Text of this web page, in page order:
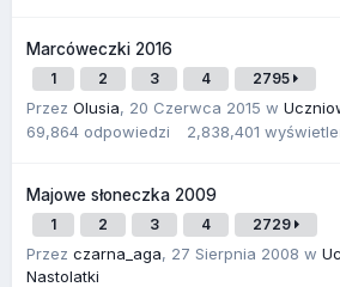
Marcóweczki 2016
1 2 3 4 2795
Przez Olusia, 20 Czerwca 2015 w
69,864 odpowiedzi 2,838,401
Majowe słoneczka 2009
1 2 3 4 2729
Przez czarna_aga, 27 Sierpnia 2008 w
Nastolatki